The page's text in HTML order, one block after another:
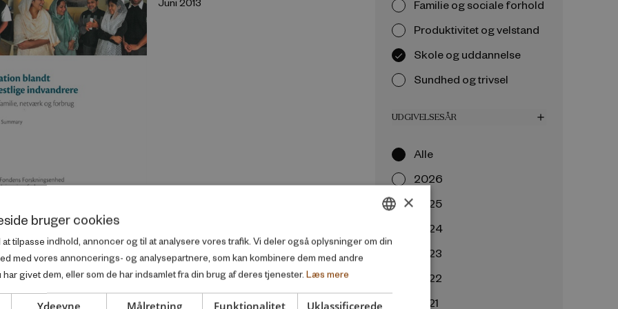
blandt ikke-
indvandrere
Familie og sociale forhold
Produktivitet og velstand
Skole og uddannelse
Sundhed og trivsel
UDGIVELSESÅR add
Alle
2026
2025
2024
2023
2022
2021
DANISH
×
bruger cookies
tilpasse indhold, annoncer og til at analysere vores trafik. Vi deler også oplysninger om din
med vores annoncerings- og analysepartnere, som kan kombinere dem med andre
givet dem, eller som de har indsamlet fra din brug af deres tjenester. Læs mere
Ydeevne Målretning Funktionalitet Uklassificerede